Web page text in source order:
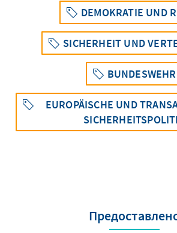
DEMOKRATIE UND
SICHERHEIT UND
BUNDESWEHR
EUROPÄISCHE UND